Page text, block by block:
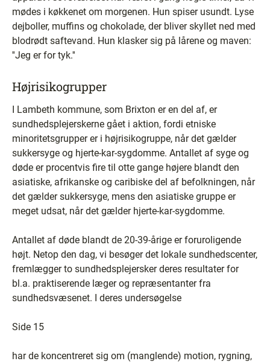
mødes i køkkenet om morgenen. Hun spiser usundt. Lyse
dejboller, muffins og chokolade, der bliver skyllet ned med
blodrødt saftevand. Hun klasker sig på lårene og maven:
''Jeg er for tyk.''
Højrisikogrupper
I Lambeth kommune, som Brixton er en del af, er
sundhedsplejerskerne gået i aktion, fordi etniske
minoritetsgrupper er i højrisikogruppe, når det gælder
sukkersyge og hjerte-kar-sygdomme. Antallet af syge og
døde er procentvis fire til otte gange højere blandt den
asiatiske, afrikanske og caribiske del af befolkningen, når
det gælder sukkersyge, mens den asiatiske gruppe er
meget udsat, når det gælder hjerte-kar-sygdomme.
Antallet af døde blandt de 20-39-årige er foruroligende
højt. Netop den dag, vi besøger det lokale sundhedscenter,
fremlægger to sundhedsplejersker deres resultater for
bl.a. praktiserende læger og repræsentanter fra
sundhedsvæsenet. I deres undersøgelse
Side 15
har de koncentreret sig om (manglende) motion, rygning,